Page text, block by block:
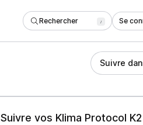
Rechercher / Se
Suivre
Suivre vos Klima Protocol K2